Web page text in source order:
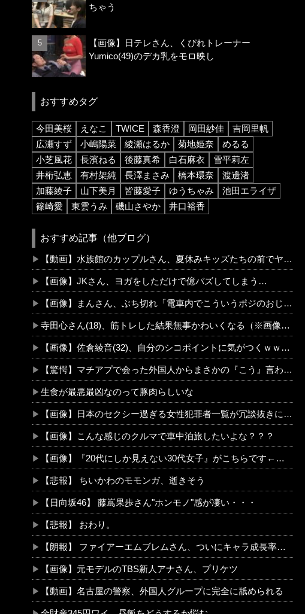
ちゃう
【画像】日テレさん、くびれトレーナー
Yumico(49)のデカ乳をモロ映し
おすすめタグ
今田美桜 えなこ TWICE 森香澄 岡田紗佳
吉岡里帆
広瀬すず
小嶋陽菜 綾瀬はるか 菊地姫奈
めるる
小芝風花
長濱ねる 後藤真希 白石麻衣
雪平莉左
井桁弘恵
有村架純 長澤まさみ 橋本環奈
渡邊渚
加藤綾子
山下美月 皆藤愛子 ゆうちゃみ
池田エライザ
篠崎愛
東雲うみ 磯山さやか 井口裕香
おすすめ記事（他ブログ）
【動画】水族館のカップルさん、夏休みキッズたちの前でヤッてしまう…
【画像】JKさん、ヨガをしただけで億バズしてしまう…
【画像】まんさん、ぶち切れ「電車内でこういうポジのおじ、ガチでイラネ」
寺田心さん(18)、筋トレした結果無事かわいくなる（※画像あり）
【画像】佐倉綾音(32)、自分のシコポイントに気がつくｗｗｗｗｗｗｗｗｗｗ
【驚愕】マチアプで会った外国人からまさかの『こう』言われたんやがこれワイ詰みか？？？？？？？
生食が最悪最凶なのって豚肉らしいな
【画像】日本のセクシー過ぎる女性犯罪者一覧が冗談抜きにレベル高過ぎる件w w w w w w w w w
【画像】こんな感じのクルマで車中泊旅したいよな？？？
【画像】『20代にしか見えない30代女子』がこちらです←お前らから見てどう？？？？？？？
【悲報】 ちいかわのモモンガ、逝きそう
【日向坂46】 藤嶌果歩さん"ホンモノ"感が凄い・・・
【悲報】 おわり。
【朗報】 ファイアーエムブレムさん、ついにキャラ成長率がゲーム内で見れるようになる
【画像】元モデルのTBS新人アナさん、プリケツ
【動画】名古屋の警察、外国人グループに完全に舐められる